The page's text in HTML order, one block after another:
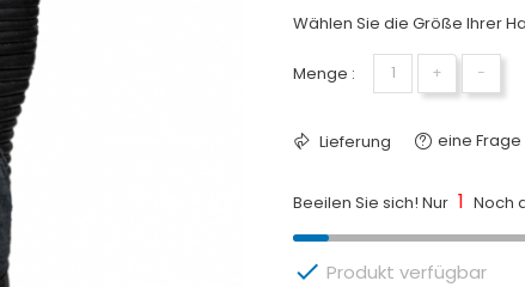
Wählen Sie die Größe Ihrer
Menge : + −
Lieferung eine
Beeilen Sie sich! Nur 1 Noch
 Produkt verfügbar